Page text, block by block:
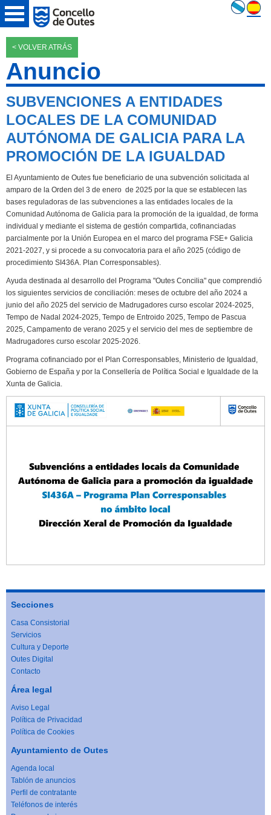
< VOLVER ATRÁS
Anuncio
SUBVENCIONES A ENTIDADES
LOCALES DE LA COMUNIDAD
AUTÓNOMA DE GALICIA PARA LA
PROMOCIÓN DE LA IGUALDAD
El Ayuntamiento de Outes fue beneficiario de una subvención solicitada al
amparo de la Orden del 3 de enero de 2025 por la que se establecen las
bases reguladoras de las subvenciones a las entidades locales de la
Comunidad Autónoma de Galicia para la promoción de la igualdad, de forma
individual y mediante el sistema de gestión compartida, cofinanciadas
parcialmente por la Unión Europea en el marco del programa FSE+ Galicia
2021-2027, y si procede a su convocatoria para el año 2025 (código de
procedimiento SI436A. Plan Corresponsables).
Ayuda destinada al desarrollo del Programa "Outes Concilia" que comprendió
los siguientes servicios de conciliación: meses de octubre del año 2024 a
junio del año 2025 del servicio de Madrugadores curso escolar 2024-2025,
Tempo de Nadal 2024-2025, Tempo de Entroido 2025, Tempo de Pascua
2025, Campamento de verano 2025 y el servicio del mes de septiembre de
Madrugadores curso escolar 2025-2026.
Programa cofinanciado por el Plan Corresponsables, Ministerio de Igualdad,
Gobierno de España y por la Consellería de Política Social e Igualdade de la
Xunta de Galicia.
Secciones
Casa Consistorial
Servicios
Cultura y Deporte
Outes Digital
Contacto
Área legal
Aviso Legal
Política de Privacidad
Política de Cookies
Ayuntamiento de Outes
Agenda local
Tablón de anuncios
Perfil de contratante
Teléfonos de interés